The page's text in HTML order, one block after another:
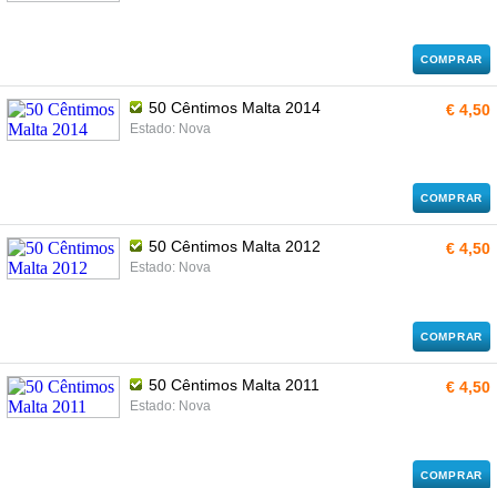
COMPRAR
50 Cêntimos Malta 2014
Estado: Nova
€ 4,50
COMPRAR
50 Cêntimos Malta 2012
Estado: Nova
€ 4,50
COMPRAR
50 Cêntimos Malta 2011
Estado: Nova
€ 4,50
COMPRAR